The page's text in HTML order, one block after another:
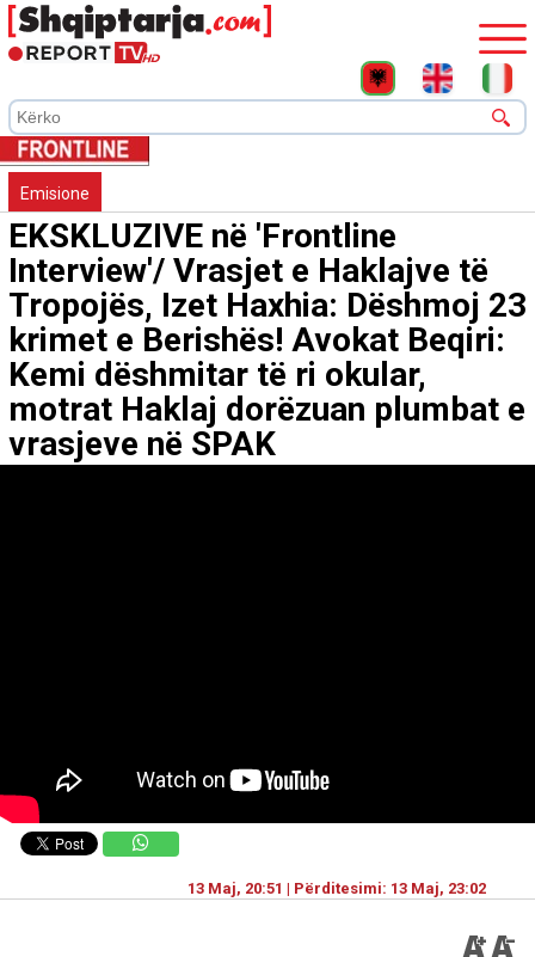
Emisione
EKSKLUZIVE në 'Frontline
Interview'/ Vrasjet e Haklajve të
Tropojës, Izet Haxhia: Dëshmoj 23
krimet e Berishës! Avokat Beqiri:
Kemi dëshmitar të ri okular,
motrat Haklaj dorëzuan plumbat e
vrasjeve në SPAK
13 Maj, 20:51 | Përditesimi: 13 Maj, 23:02